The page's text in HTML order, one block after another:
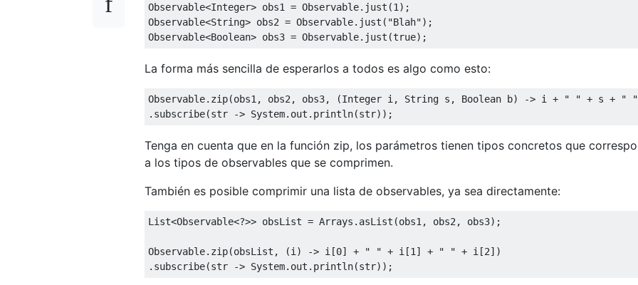
Observable<Integer> obs1 = Observable.just(1 );
Observable<String> obs2 = Observable.just( "Blah");
Observable<Boolean> obs3 = Observable.just(true
La forma más sencilla de esperarlos a todos es algo como esto:
Observable.zip(obs1, obs2, obs3, (Integer i, String s, Boolean b) -> i + " " + s +
" "
Tenga en cuenta que en la función zip, los parámetros tienen tipos concretos que
a los tipos de observables que se comprimen.
También es posible comprimir una lista de observables, ya sea directamente:
List<Observable<?>> obsList = Arrays.asList(obs1, obs2, obs3);
Observable.zip(obsList, (i) -> i[0] + " " + i[1 ] + " " + i[2])